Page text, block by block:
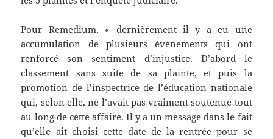
Pour Remedium, « dernièrement il y a eu une
accumulation de plusieurs événements qui ont
renforcé son sentiment d’injustice. D’abord le
classement sans suite de sa plainte, et puis la
promotion de l’inspectrice de l’éducation nationale
qui, selon elle, ne l’avait pas vraiment soutenue tout
au long de cette affaire. Il y a un message dans le fait
qu’elle ait choisi cette date de la rentrée pour se